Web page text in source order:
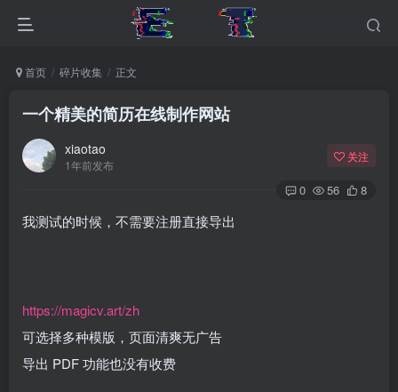
首页 碎片收集 正文
一个精美的简历在线制作网站
xiaotao
1年前发布
关注
0 56 8
我测试的时候，不需要注册直接导出
https://magicv.art/zh
可选择多种模版，页面清爽无广告
导出 PDF 功能也没有收费